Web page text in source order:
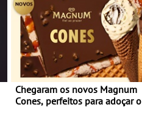
Chegaram os novos Magnum
Cones, perfeitos para adoçar o